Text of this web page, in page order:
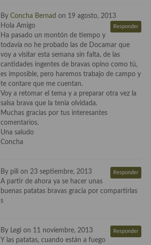
By Concha Bernad on 19 agosto, 2013
Responder
Hola Amigo
Ha pasado un montón de tiempo y
todavía no he probado las de Docamar que
voy a visitar esta semana sin falta, de las
cantidades ingentes de bravas opino como tú,
es imposible, pero haremos trabajo de campo y
te contare que me cuentan.
Voy a retomar el tema y a preparar otra vez la
salsa brava que la tenia olvidada.
Muchas gracias por tus interesantes
comentarios.
Una saludo
Concha
By pili on 23 septiembre, 2013 Responder
A partir de ahora ya se hacer unas
buenas patatas bravas gracia por compartirlas
s
By Legi on 11 noviembre, 2013 Responder
Y las patatas, cuando están a fuego